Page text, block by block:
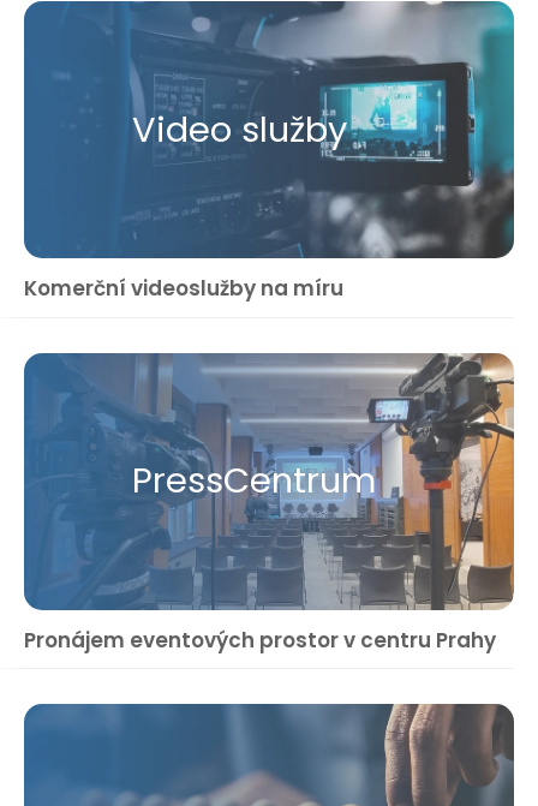
Video služby
Komerční videoslužby na míru
Press​Centrum
Pronájem eventových prostor v centru Prahy